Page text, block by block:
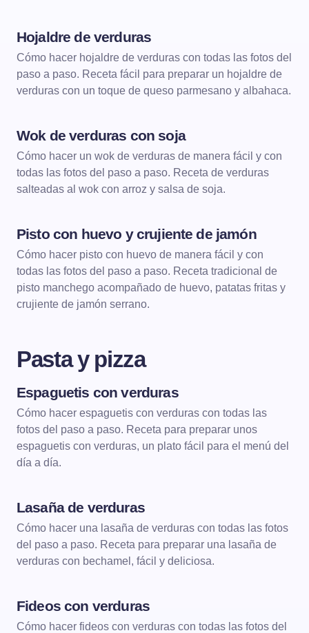
Hojaldre de verduras
Cómo hacer hojaldre de verduras con todas las fotos del
paso a paso. Receta fácil para preparar un hojaldre de
verduras con un toque de queso parmesano y albahaca.
Wok de verduras con soja
Cómo hacer un wok de verduras de manera fácil y con
todas las fotos del paso a paso. Receta de verduras
salteadas al wok con arroz y salsa de soja.
Pisto con huevo y crujiente de jamón
Cómo hacer pisto con huevo de manera fácil y con
todas las fotos del paso a paso. Receta tradicional de
pisto manchego acompañado de huevo, patatas fritas y
crujiente de jamón serrano.
Pasta y pizza
Espaguetis con verduras
Cómo hacer espaguetis con verduras con todas las
fotos del paso a paso. Receta para preparar unos
espaguetis con verduras, un plato fácil para el menú del
día a día.
Lasaña de verduras
Cómo hacer una lasaña de verduras con todas las fotos
del paso a paso. Receta para preparar una lasaña de
verduras con bechamel, fácil y deliciosa.
Fideos con verduras
Cómo hacer fideos con verduras con todas las fotos del